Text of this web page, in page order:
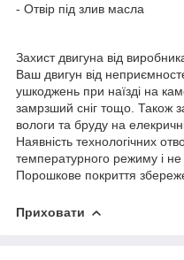
- Отвір під злив масла
Захист двигуна від
Ваш двигун від
ушкоджень при наїзді на
замрзший сніг тощо. Також
вологи та бруду на
Наявність технологічних
температурного режиму і не
Порошкове покриття збереже
Приховати